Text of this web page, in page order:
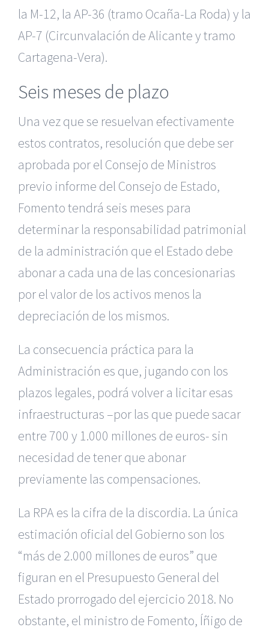
la M-12, la AP-36 (tramo Ocaña-La Roda) y la
AP-7 (Circunvalación de Alicante y tramo
Cartagena-Vera).
Seis meses de plazo
Una vez que se resuelvan efectivamente
estos contratos, resolución que debe ser
aprobada por el Consejo de Ministros
previo informe del Consejo de Estado,
Fomento tendrá seis meses para
determinar la responsabilidad patrimonial
de la administración que el Estado debe
abonar a cada una de las concesionarias
por el valor de los activos menos la
depreciación de los mismos.
La consecuencia práctica para la
Administración es que, jugando con los
plazos legales, podrá volver a licitar esas
infraestructuras –por las que puede sacar
entre 700 y 1.000 millones de euros- sin
necesidad de tener que abonar
previamente las compensaciones.
La RPA es la cifra de la discordia. La única
estimación oficial del Gobierno son los
“más de 2.000 millones de euros” que
figuran en el Presupuesto General del
Estado prorrogado del ejercicio 2018. No
obstante, el ministro de Fomento, Íñigo de